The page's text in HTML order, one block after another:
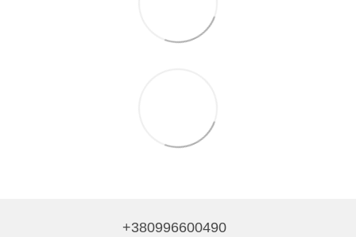
+380996600490